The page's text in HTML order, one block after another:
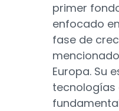
primer
enfocado
fase de
Europa. Su
tecnologías